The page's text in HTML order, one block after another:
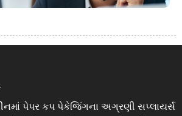
પેપર કપ પેકેજિંગના અગ્રણી સપ્લાયર્સ